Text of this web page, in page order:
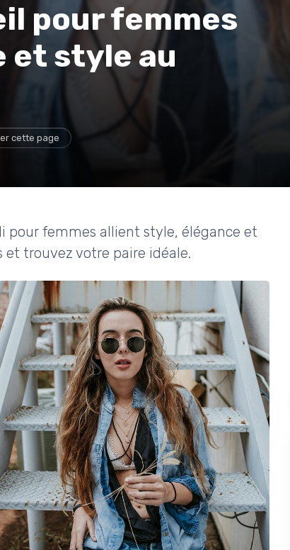
pour femmes
et style au
cette page
pour femmes allient style, élégance et
trouvez votre paire idéale.